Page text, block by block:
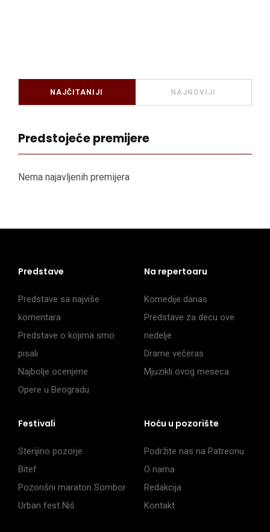
NAJČITANIJI NAJNOVIJI
Predstojeće premijere
Nema najavljenih premijera
Predstave
Predstave sa najviše
komentara
Predstave o kojima smo
pisali
Najbolje ocenjene
Opere u Beogradu
Na repertoaru
Komedije danas
Predstave za decu ove
nedelje
Drame večeras
Mjuzikli ovog meseca
Festivali
Sterijino pozorje
Bitef
Pozorišni maraton Sombor
Urban fest Niš
Hoću u pozorište
Podržite nas na Patreonu
O nama
Redakcija
Kontakt